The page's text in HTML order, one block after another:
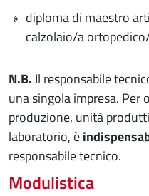
diploma di maestro
calzolaio/a
N.B. Il responsabile
una singola impresa.
produzione, unità
laboratorio, è
responsabile tecnico.
Modulistica